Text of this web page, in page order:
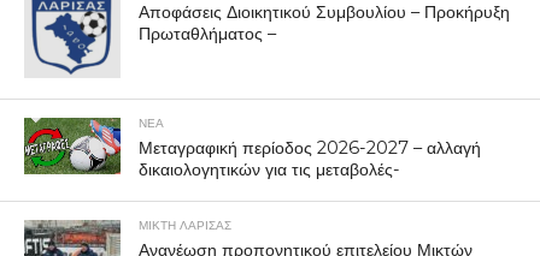
Αποφάσεις Διοικητικού Συμβουλίου – Προκήρυξη
Πρωταθλήματος –
ΝΕΑ
Μεταγραφική περίοδος 2026-2027 – αλλαγή
δικαιολογητικών για τις μεταβολές-
ΜΙΚΤΗ ΛΑΡΙΣΑΣ
Ανανέωση προπονητικού επιτελείου Μικτών